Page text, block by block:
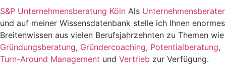
S&P Unternehmensberatung Köln Als Unternehmensberater
und auf meiner Wissensdatenbank stelle ich Ihnen enormes
Breitenwissen aus vielen Berufsjahrzehnten zu Themen wie
Gründungsberatung, Gründercoaching, Potentialberatung,
Turn-Around Management und Vertrieb zur Verfügung.